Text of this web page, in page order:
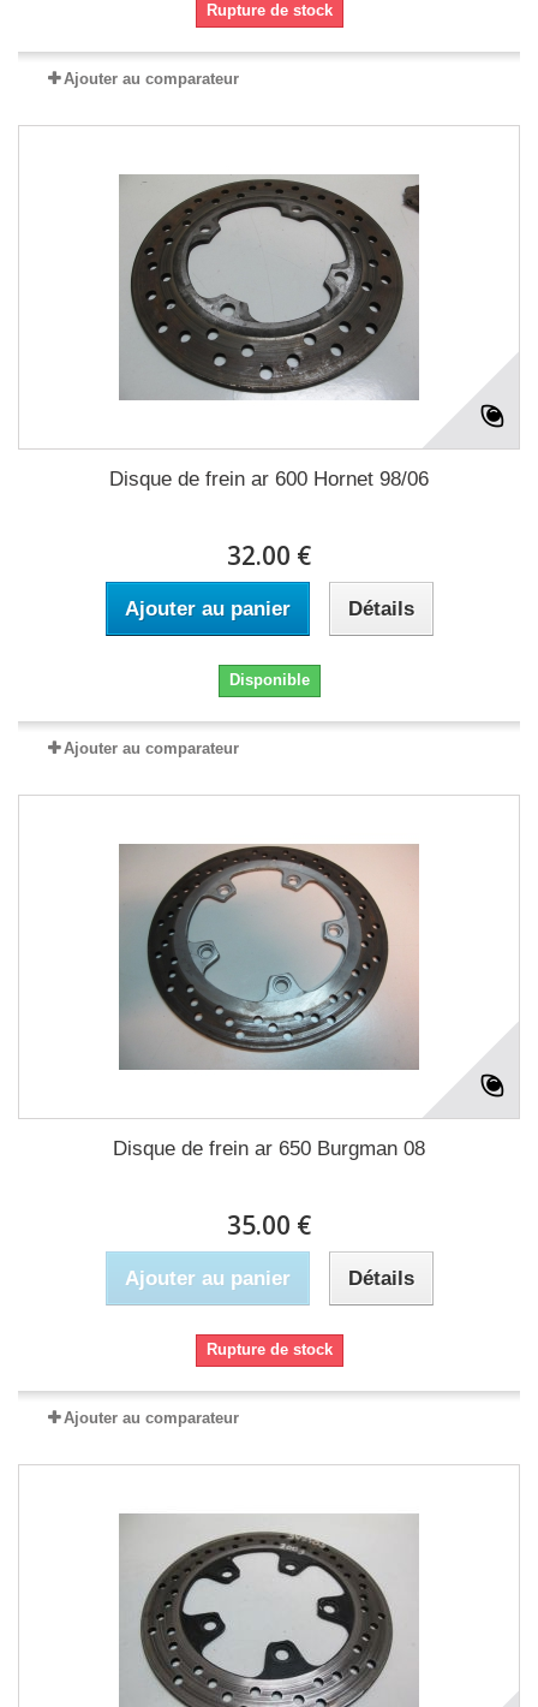
Rupture de stock
Ajouter au comparateur
Disque de frein ar 600 Hornet 98/06
32.00 €
Ajouter au panier Détails
Disponible
Ajouter au comparateur
Disque de frein ar 650 Burgman 08
35.00 €
Ajouter au panier Détails
Rupture de stock
Ajouter au comparateur